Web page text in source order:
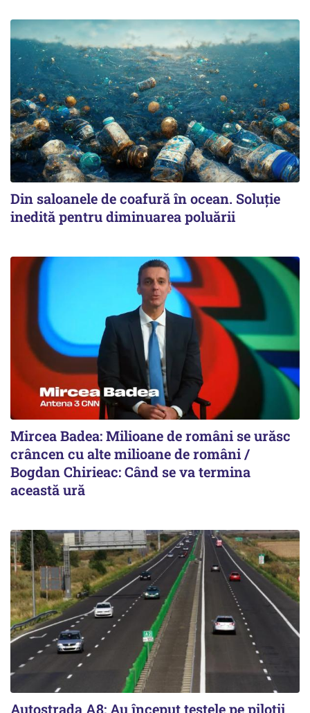
Din saloanele de coafură în ocean. Soluție
inedită pentru diminuarea poluării
Mircea Badea: Milioane de români se urăsc
crâncen cu alte milioane de români /
Bogdan Chirieac: Când se va termina
această ură
Autostrada A8: Au început testele pe piloții